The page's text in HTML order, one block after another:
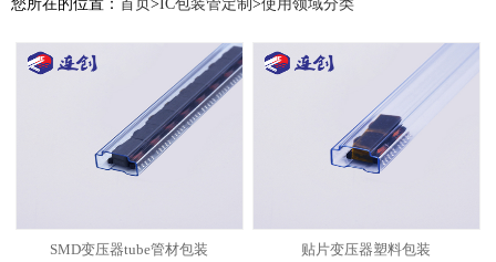
您所在的位置： 首页>IC包装管定制 >使用领域分类
SMD变压器tube管材包装 贴片变压器塑料包装